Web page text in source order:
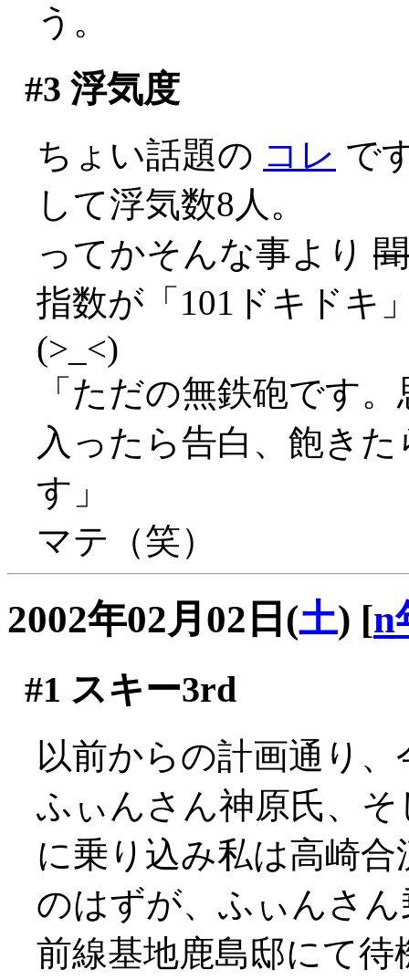
う。
#3 浮気度
ちょい話題の コレ で
して浮気数8人。
ってかそんな事より
指数が「101ドキドキ
(>_<)
「ただの無鉄砲です
入ったら告白、飽き
す」
マテ（笑）
2002年02月02日(土) [n
#1 スキー3rd
以前からの計画通り
ふぃんさん神原氏、
に乗り込み私は高崎合
のはずが、ふぃんさ
前線基地鹿島邸にて